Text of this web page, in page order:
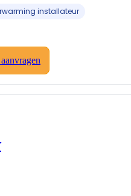
installateur